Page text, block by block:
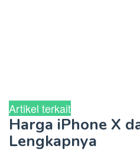
Artikel terkait
Harga iPhone X
Lengkapnya